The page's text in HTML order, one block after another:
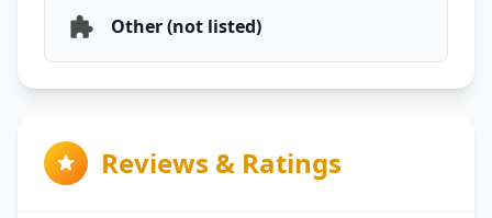
Other (not listed)
Reviews & Ratings